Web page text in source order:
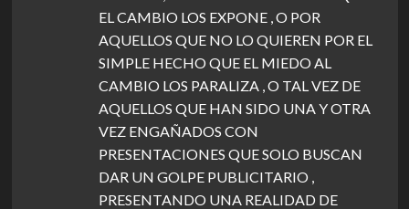
EL CAMBIO LOS EXPONE , O POR
AQUELLOS QUE NO LO QUIEREN POR EL
SIMPLE HECHO QUE EL MIEDO AL
CAMBIO LOS PARALIZA , O TAL VEZ DE
AQUELLOS QUE HAN SIDO UNA Y OTRA
VEZ ENGAÑADOS CON
PRESENTACIONES QUE SOLO BUSCAN
DAR UN GOLPE PUBLICITARIO ,
PRESENTANDO UNA REALIDAD DE